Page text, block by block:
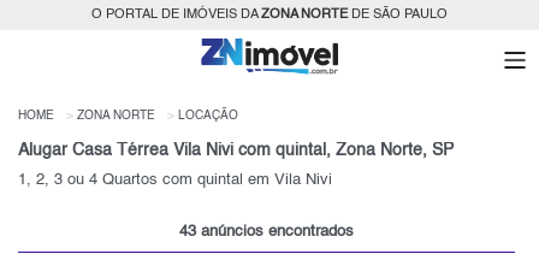
O PORTAL DE IMÓVEIS DAZONA NORTEDE SÃO PAULO
HOME ZONA NORTE LOCAÇÃO
Alugar Casa Térrea Vila Nivi com quintal, Zona Norte, SP
1, 2, 3 ou 4 Quartos com quintal em Vila Nivi
43 anúncios encontrados